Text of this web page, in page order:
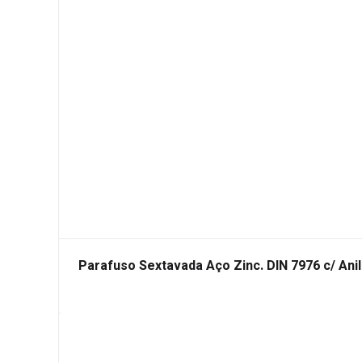
Parafuso Sextavada Aço Zinc. DIN 7976 c/